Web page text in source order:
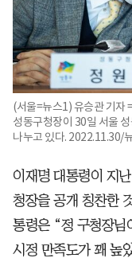
(서울=뉴스1) 유승관 기자
성동구청장이 30일 서울
나누고 있다. 2022.11.30/
이재명 대통령이 지
청장을 공개 칭찬한
통령은 “정 구청장님
시정 만족도가 꽤 높